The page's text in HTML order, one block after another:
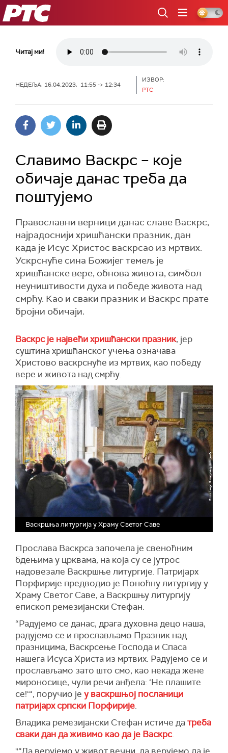
РТС
Читај ми!
НЕДЕЉА, 16.04.2023, 11:55 -> 12:34
ИЗВОР:
РТС
Славимо Васкрс – које
обичаје данас треба да
поштујемо
Православни верници данас славе Васкрс,
најрадоснији хришћански празник, дан
када је Исус Христос васкрсао из мртвих.
Ускрснуће сина Божијег темељ је
хришћанске вере, обнова живота, симбол
неуништивости духа и победе живота над
смрћу. Као и сваки празник и Васкрс прате
бројни обичаји.
Васкрс је највећи хришћански празник, јер
суштина хришћанског учења означава
Христово васкрснуће из мртвих, као победу
вере и живота над смрћу.
Васкршња литургија у Храму Светог Саве
Прослава Васкрса започела је свеноћним
бдењима у црквама, на која су се јутрос
надовезале Васкршње литургије. Патријарх
Порфирије предводио је Поноћну литургију у
Храму Светог Саве, а Васкршњу литургију
епископ ремезијански Стефан.
“Радујемо се данас, драга духовна децо наша,
радујемо се и прослављамо Празник над
празницима, Васкрсење Господа и Спаса
нашега Исуса Христа из мртвих. Радујемо се и
прослављамо зато што смо, као некада жене
мироносице, чули речи анђела: ‘Не плашите
се!‘“, поручио је у васкршњој посланици
патријарх српски Порфирије.
Владика ремезијански Стефан истиче датреба
сваки дан да живимо као да је Васкрс.